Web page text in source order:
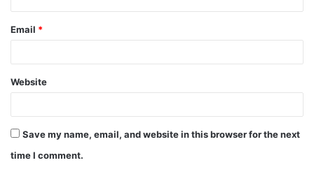
Email *
Website
Save my name, email, and website in this browser for the next
time I comment.